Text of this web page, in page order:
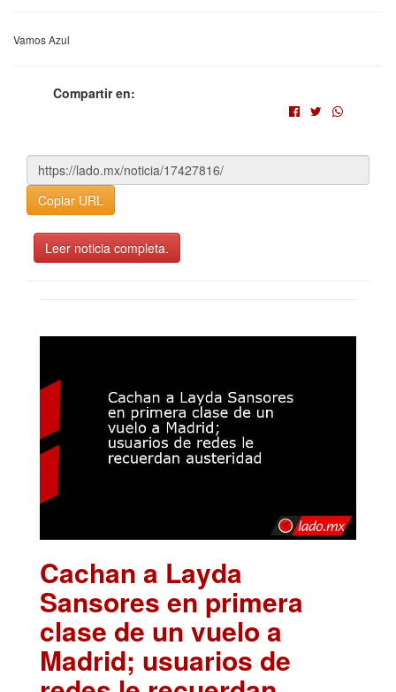
Vamos Azul
Compartir en:
Copiar URL
Leer noticia completa.
Cachan a Layda
Sansores en primera
clase de un vuelo a
Madrid; usuarios de